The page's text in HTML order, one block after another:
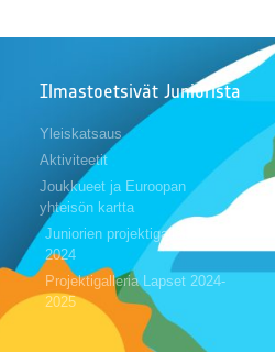
Ilmastoetsivät Juniorista
Yleiskatsaus
Aktiviteetit
Joukkueet ja Euroopan
yhteisön kartta
Juniorien projektigalleria 2023-
2024
Projektigalleria Lapset 2024-
2025